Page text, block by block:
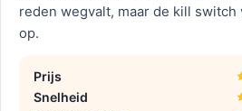
reden wegvalt, maar de kill
op.
Prijs
Snelheid